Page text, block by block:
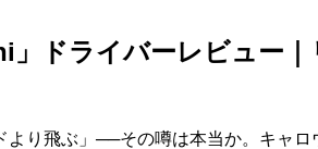
ドライバーレビュー｜
より飛ぶ」──その噂は本当か。キャロ